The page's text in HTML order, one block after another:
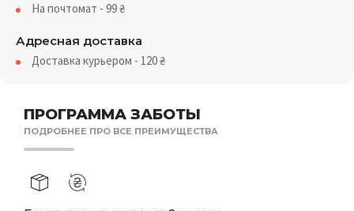
ПРОГРАММА ЗАБОТЫ
ПОДРОБНЕЕ ПРО ВСЕ ПРЕИМУЩЕСТВА
На почтомат - 99₴
Адресная доставка
Доставка курьером - 120₴